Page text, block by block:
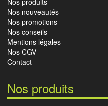
Nos produits
Nos nouveautés
Nos promotions
Nos conseils
Mentions légales
Nos CGV
Contact
Nos produits